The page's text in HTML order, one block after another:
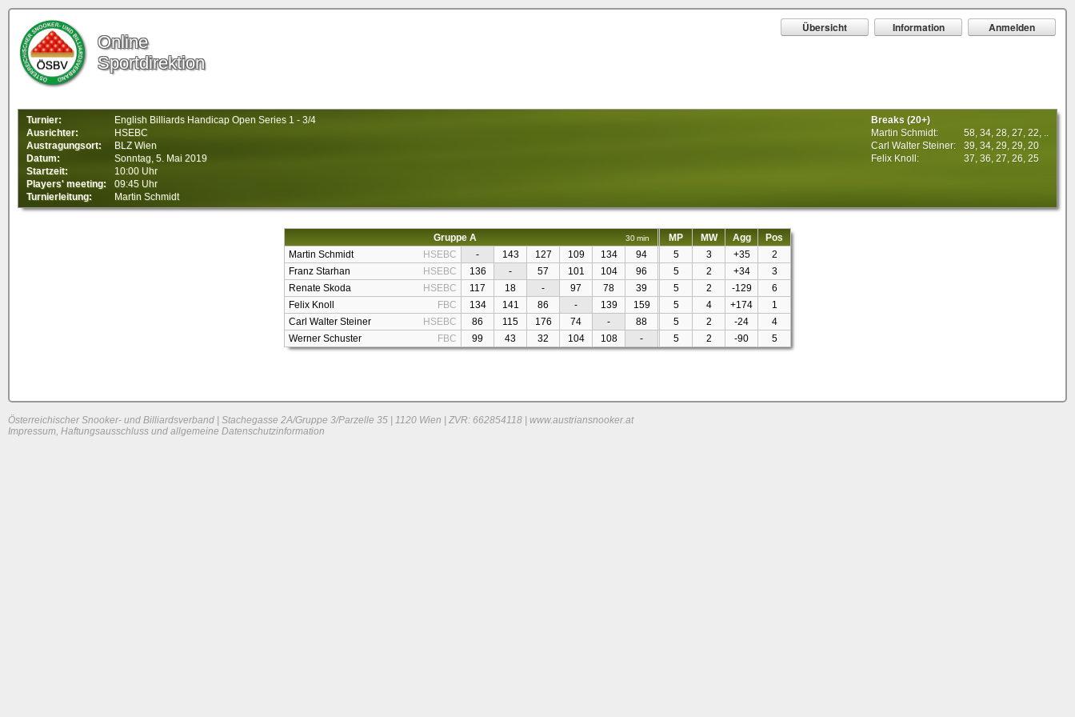
Online
Sportdirektion
Übersicht Information Anmelden
Turnier:
English Billiards Handicap Open Series 1 - 3/4
Ausrichter:
HSEBC
Austragungsort:
BLZ Wien
Datum:
Sonntag, 5. Mai 2019
Startzeit:
10:00 Uhr
Players' meeting:
09:45 Uhr
Turnierleitung:
Martin Schmidt
Breaks (20+)
Martin Schmidt:
58, 34, 28, 27, 22, ..
Carl Walter Steiner:
39, 34, 29, 29, 20
Felix Knoll:
37, 36, 27, 26, 25
Gruppe A 30 min MP MW Agg
Pos
Martin Schmidt
HSEBC - 143 127 109 134 94 5 3 +35
2
Franz Starhan
HSEBC 136 - 57 101 104 96 5 2 +34
3
Renate Skoda
HSEBC 117 18 - 97 78 39 5 2 -129
6
Felix Knoll
FBC 134 141 86 - 139 159 5 4 +174
1
Carl Walter Steiner
HSEBC 86 115 176 74 - 88 5 2 -24
4
Werner Schuster
FBC 99 43 32 104 108 - 5 2 -90 5
Österreichischer Snooker- und Billiardsverband | Stachegasse 2A/Gruppe 3/Parzelle 35 | 1120 Wien | ZVR: 662854118 | www.austriansnooker.at
Impressum, Haftungsausschluss und allgemeine Datenschutzinformation